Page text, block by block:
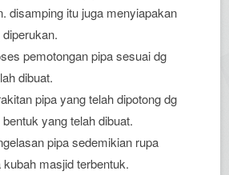
disamping itu juga menyiapakan
pemotongan pipa sesuai dg
dibuat.
pipa yang telah dipotong dg
yang telah dibuat.
pipa sedemikian rupa
masjid terbentuk.